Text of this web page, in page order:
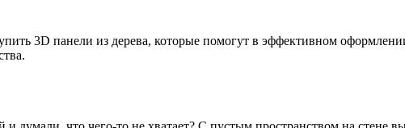
3D панели из дерева, которые помогут в эффективном